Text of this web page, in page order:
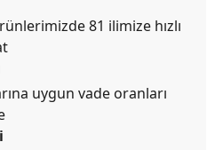
81 ilimize hızlı
uygun vade oranları